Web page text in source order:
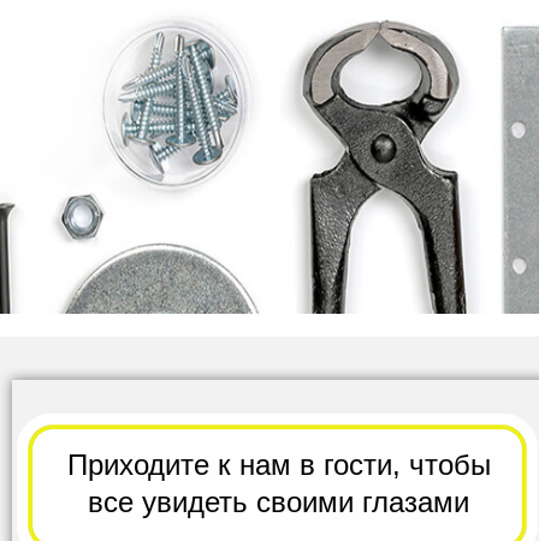
Приходите к нам в гости, чтобы
всеувидеть своими глазами